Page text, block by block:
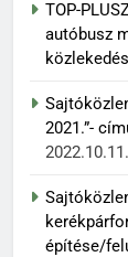
TOP-
autóbusz
2021.”-
2022.10.11.
építése/